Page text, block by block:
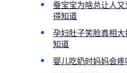
蚕宝宝为啥总让人
得知道
孕妇肚子笑脸真相
知道
婴儿吃奶时妈妈会